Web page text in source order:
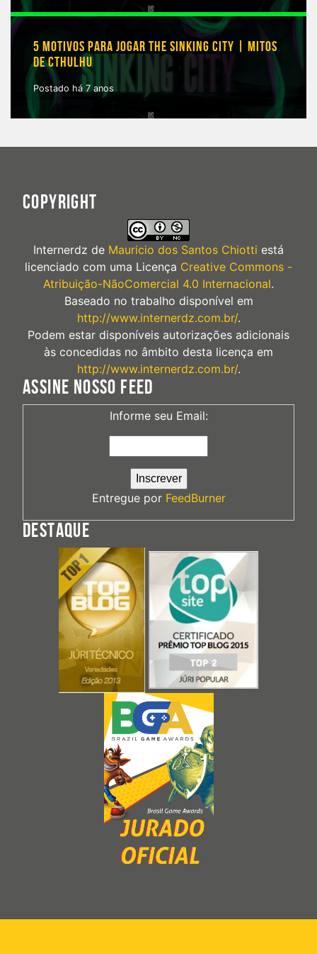
5 MOTIVOS PARA JOGAR THE SINKING CITY | MITOS
DE CTHULHU
Postado há 7 anos
COPYRIGHT
Internerdz de Mauricio dos Santos Chiotti está
licenciado com uma Licença Creative Commons -
Atribuição-NãoComercial 4.0 Internacional.
Baseado no trabalho disponível em
http://www.internerdz.com.br/.
Podem estar disponíveis autorizações adicionais
às concedidas no âmbito desta licença em
http://www.internerdz.com.br/.
ASSINE NOSSO FEED
Informe seu Email:
Entregue por FeedBurner
DESTAQUE